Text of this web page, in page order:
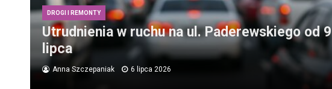
DROGI I REMONTY
Utrudnienia w ruchu na ul. Paderewskiego od 9
lipca
Anna Szczepaniak 6 lipca 2026